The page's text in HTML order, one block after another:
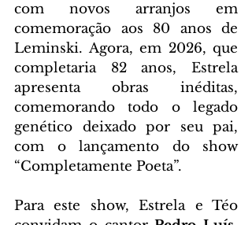
com novos arranjos em
comemoração aos 80 anos de
Leminski. Agora, em 2026, que
completaria 82 anos, Estrela
apresenta obras inéditas,
comemorando todo o legado
genético deixado por seu pai,
com o lançamento do show
“Completamente Poeta”.
Para este show, Estrela e Téo